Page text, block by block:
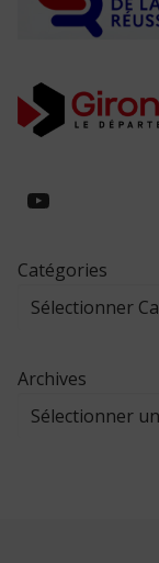
https://
Catégories
Archives